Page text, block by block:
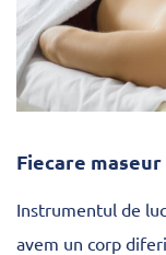
Fiecare
Instrumentul de
avem un corp